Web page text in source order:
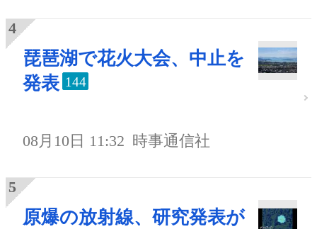
琵琶湖で花火大会、中止を
発表 144
08月10日 11:32 時事通信社
原爆の放射線、研究発表が